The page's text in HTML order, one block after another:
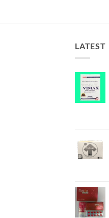
LATEST